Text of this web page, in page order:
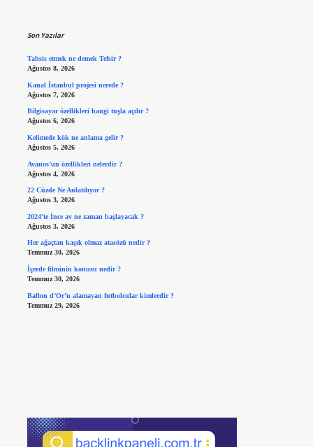
Son Yazılar
Tahsis etmek ne demek Tefsir ?
Ağustos 8, 2026
Kanal İstanbul projesi nerede ?
Ağustos 7, 2026
Bilgisayar özellikleri hangi tuşla açılır ?
Ağustos 6, 2026
Kelimede kök ne anlama gelir ?
Ağustos 5, 2026
Avanos’un özellikleri nelerdir ?
Ağustos 4, 2026
22 Cüzde Ne Anlatılıyor ?
Ağustos 3, 2026
2024’te İnce av ne zaman başlayacak ?
Ağustos 3, 2026
Her ağaçtan kaşık olmaz atasözü nedir ?
Temmuz 30, 2026
İçerde filminin konusu nedir ?
Temmuz 30, 2026
Ballon d’Or’u alamayan futbolcular kimlerdir ?
Temmuz 29, 2026